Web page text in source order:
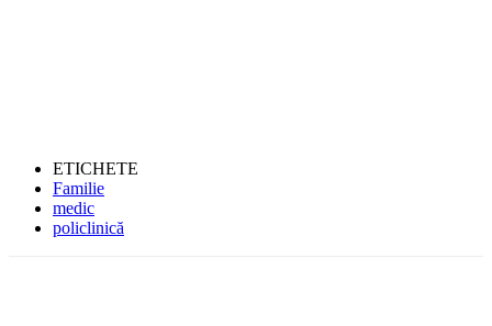
ETICHETE
Familie
medic
policlinică